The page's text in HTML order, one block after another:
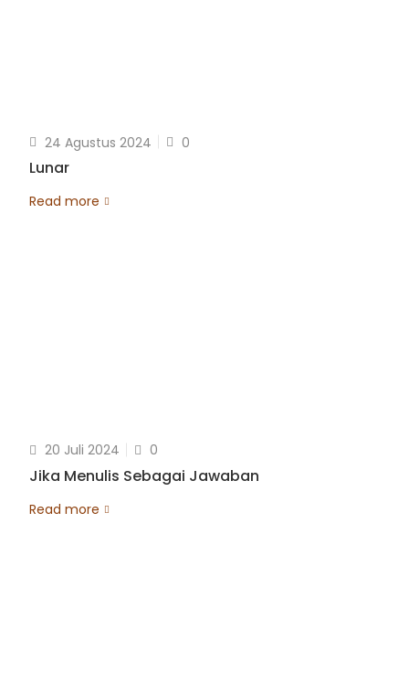
24 Agustus 2024 0
Lunar
Read more
20 Juli 2024 0
Jika Menulis Sebagai Jawaban
Read more